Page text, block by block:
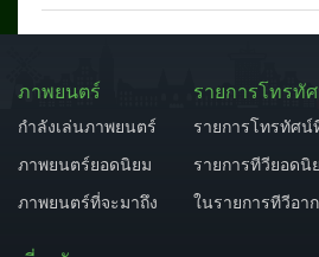
ภาพยนตร์
กำลังเล่นภาพยนตร์
ภาพยนตร์ยอดนิยม
ภาพยนตร์ที่จะมาถึง
รายการโทรทั
รายการโทรทัศน์
รายการทีวียอดนิ
ในรายการทีวีอา